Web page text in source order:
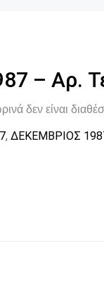
– Αρ.
δεν είναι
, ΔΕΚΕΜΒΡΙΟΣ